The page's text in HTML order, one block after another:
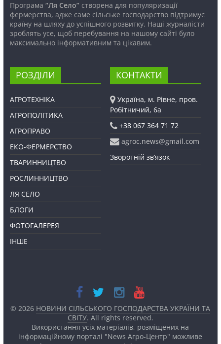
Програма “Ля Село”створена для популяризації
фермерства, адже саме сільське господарство підтримує
країну на шляху до успішного розвитку. Наші журналісти
зроблять усе, щоб перебування на нашому сайті було
максимально інформативним та цікавим.
РОЗДІЛИ
АГРОТЕХНІКА
АГРОПОЛІТИКА
АГРОПРАВО
ЕКО-ФЕРМЕРСТВО
ТВАРИННИЦТВО
РОСЛИННИЦТВО
ЛЯ СЕЛО
БЛОГИ
ФОТОГАЛЕРЕЯ
ІНШЕ
КОНТАКТИ
Україна, м. Рівне, пров.
Робітничий, 6а
+38 067 364 71 72
agroc.news@gmail.com
Зворотній зв’язок
© 2026 НОВИНИ СІЛЬСЬКОГО ГОСПОДАРСТВА УКРАЇНИ ТА
СВІТУ. All rights reserved.
Використання усіх матеріалів, розміщених на
інформаційному порталі "News Агро-Центр" можливе